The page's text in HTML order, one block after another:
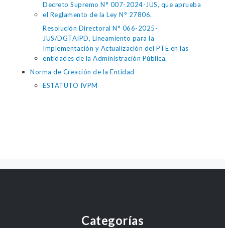
Decreto Supremo N° 007-2024-JUS, que aprueba
el Reglamento de la Ley N° 27806.
Resolución Directoral N° 066-2025-
JUS/DGTAIPD, Lineamiento para la
Implementación y Actualización del PTE en las
entidades de la Administración Pública.
Norma de Creación de la Entidad
ESTATUTO IVPM
Categorías